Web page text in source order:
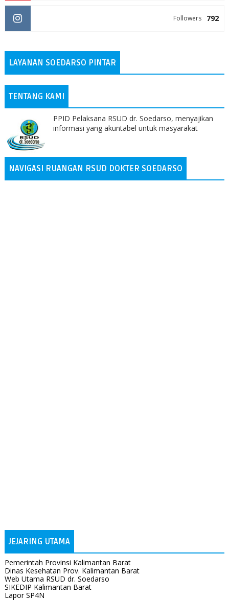
792
Followers
LAYANAN SOEDARSO PINTAR
TENTANG KAMI
PPID Pelaksana RSUD dr. Soedarso, menyajikan
informasi yang akuntabel untuk masyarakat
NAVIGASI RUANGAN RSUD DOKTER SOEDARSO
JEJARING UTAMA
Pemerintah Provinsi Kalimantan Barat
Dinas Kesehatan Prov. Kalimantan Barat
Web Utama RSUD dr. Soedarso
SIKEDIP Kalimantan Barat
Lapor SP4N